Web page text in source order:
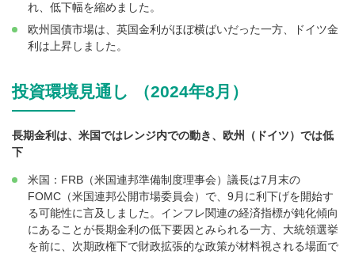
れ、低下幅を縮めました。
欧州国債市場は、英国金利がほぼ横ばいだった一方、ドイツ金
利は上昇しました。
投資環境見通し （2024年8月）
長期金利は、米国ではレンジ内での動き、欧州（ドイツ）では低
下
米国：FRB（米国連邦準備制度理事会）議長は7月末の
FOMC（米国連邦公開市場委員会）で、9月に利下げを開始す
る可能性に言及しました。インフレ関連の経済指標が鈍化傾向
にあることが長期金利の低下要因とみられる一方、大統領選挙
を前に、次期政権下で財政拡張的な政策が材料視される場面で